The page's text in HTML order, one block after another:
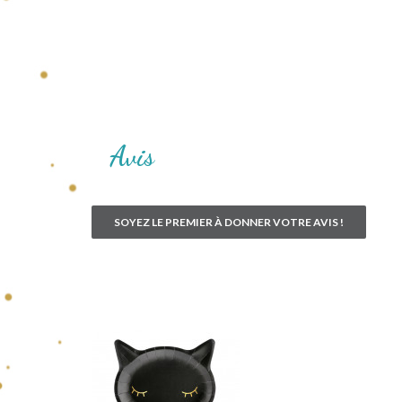
Avis
SOYEZ LE PREMIER À DONNER VOTRE AVIS !